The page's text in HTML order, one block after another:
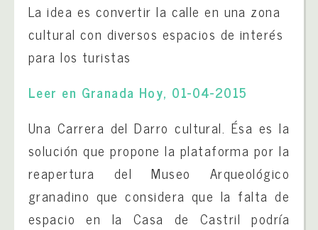
La idea es convertir la calle en una zona
cultural con diversos espacios de interés
para los turistas
Leer en Granada Hoy, 01-04-2015
Una Carrera del Darro cultural. Ésa es la
solución que propone la plataforma por la
reapertura del Museo Arqueológico
granadino que considera que la falta de
espacio en la Casa de Castril podría